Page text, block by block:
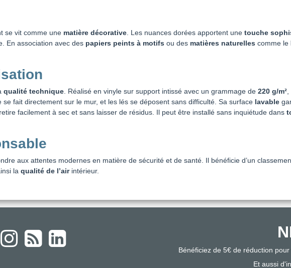
se vit comme une matière décorative. Les nuances dorées apportent une touche
En association avec des papiers peints à motifs ou des matières naturelles comme le
qualité technique. Réalisé en vinyle sur support intissé avec un grammage de 220 g/m²,
fait directement sur le mur, et les lés se déposent sans difficulté. Sa surface lavable
facilement à sec et sans laisser de résidus. Il peut être installé sans inquiétude dans
aux attentes modernes en matière de sécurité et de santé. Il bénéficie d’un
la qualité de l’airintérieur.
Bénéficiez de 5€ de réduction
Et aussi